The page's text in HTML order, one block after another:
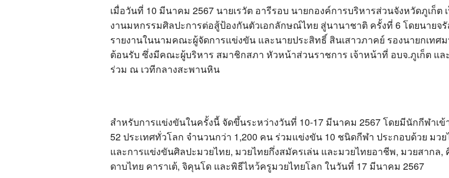
เมื่อวันที่ 10 มีนาคม 2567 นายเรวัต อารีรอบ นายกองค์การบริหารส่วนจังหวัดภูเก็ต
งานมหกรรมศิลปะการต่อสู้ป้องกันตัวเอกลักษณ์ไทย สู่นานาชาติ ครั้งที่ 6 โดยนายจรั
รายงานในนามคณะผู้จัดการแข่งขัน และนายประสิทธิ์ สินเสาวภาคย์ รองนายกเทศ
ต้อนรับ ซึ่งมีคณะผู้บริหาร สมาชิกสภา หัวหน้าส่วนราชการ เจ้าหน้าที่ อบจ.ภูเก็ต แล
ร่วม ณ เวทีกลางสะพานหิน
สำหรับการแข่งขันในครั้งนี้ จัดขึ้นระหว่างวันที่ 10-17 มีนาคม 2567 โดยมีนักกีฬาเ
52 ประเทศทั่วโลก จำนวนกว่า 1,200 คน ร่วมแข่งขัน 10 ชนิดกีฬา ประกอบด้วย มว
และการแข่งขันศิลปะมวยไทย, มวยไทยกึ่งสมัครเล่น และมวยไทยอาชีพ, มวยสากล,
ดาบไทย คาราเต้, จิคุนโด และพิธีไหว้ครูมวยไทยโลก ในวันที่ 17 มีนาคม 2567